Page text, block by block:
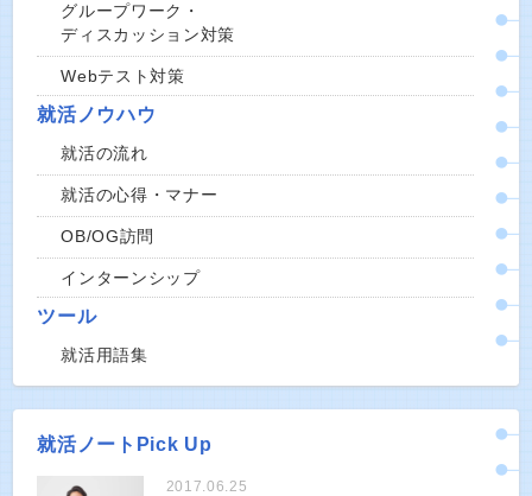
グループワーク・
ディスカッション対策
Webテスト対策
就活ノウハウ
就活の流れ
就活の心得・マナー
OB/OG訪問
インターンシップ
ツール
就活用語集
就活ノートPick Up
2017.06.25